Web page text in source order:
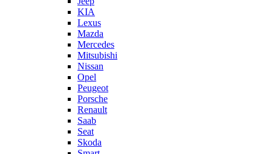
KIA
Lexus
Mazda
Mercedes
Mitsubishi
Nissan
Opel
Peugeot
Porsche
Renault
Saab
Seat
Skoda